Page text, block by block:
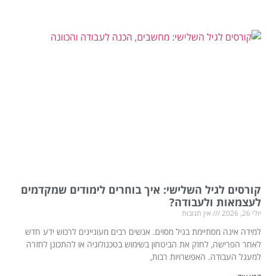
קורסים לגיל השלישי: איך בוחרים לימודים שמקדמים
לעצמאות ולעבודה?
יולי 26, 2026 אין תגובות
למידה אינה מסתיימת בגיל מסוים. אנשים רבים מעוניינים לרכוש ידע חדש
לאחר הפרישה, לחזק את הביטחון בשימוש בטכנולוגיה או להתכונן לחזרה
למעגל העבודה. האפשרויות רבות,